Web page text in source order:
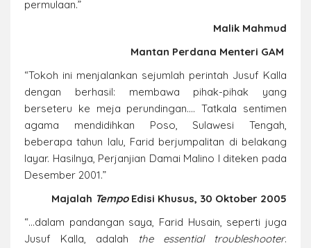
permulaan.”
Malik Mahmud
Mantan Perdana Menteri GAM
“Tokoh ini menjalankan sejumlah perintah Jusuf Kalla
dengan berhasil: membawa pihak-pihak yang
berseteru ke meja perundingan.... Tatkala sentimen
agama mendidihkan Poso, Sulawesi Tengah,
beberapa tahun lalu, Farid berjumpalitan di belakang
layar. Hasilnya, Perjanjian Damai Malino I diteken pada
Desember 2001.”
Majalah Tempo Edisi Khusus, 30 Oktober 2005
“…dalam pandangan saya, Farid Husain, seperti juga
Jusuf Kalla, adalah
the essential troubleshooter.